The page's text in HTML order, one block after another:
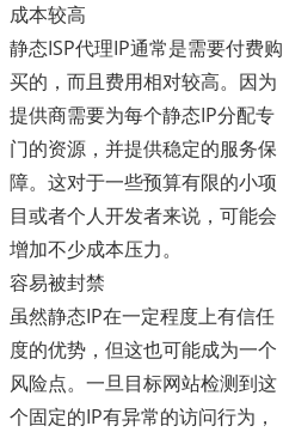
成本较高
静态ISP代理IP通常是需要付费购
买的，而且费用相对较高。因为
提供商需要为每个静态IP分配专
门的资源，并提供稳定的服务保
障。这对于一些预算有限的小项
目或者个人开发者来说，可能会
增加不少成本压力。
容易被封禁
虽然静态IP在一定程度上有信任
度的优势，但这也可能成为一个
风险点。一旦目标网站检测到这
个固定的IP有异常的访问行为，